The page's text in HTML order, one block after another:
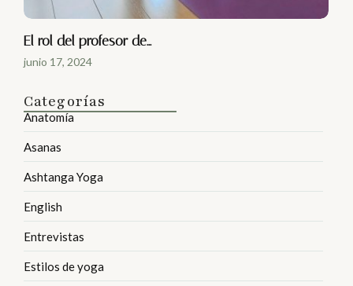
El rol del profesor de…
junio 17, 2024
Categorías
Anatomía
Asanas
Ashtanga Yoga
English
Entrevistas
Estilos de yoga